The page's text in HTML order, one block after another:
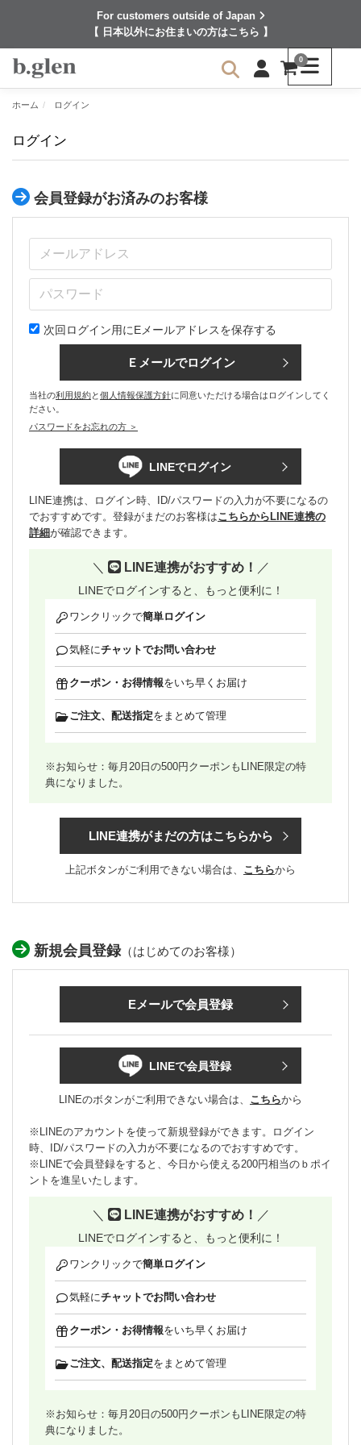
For customers outside of Japan
【 日本以外にお住まいの方はこちら 】
0
ホーム ログイン
ログイン
会員登録がお済みのお客様
次回ログイン用にEメールアドレスを保存する
Ｅメールでログイン
当社の利用規約と個人情報保護方針に同意いただける場合はログインしてく
ださい。
パスワードをお忘れの方 ＞
LINEでログイン
LINE連携は、ログイン時、ID/パスワードの入力が不要になるの
でおすすめです。登録がまだのお客様はこちらからLINE連携の
詳細が確認できます。
＼ LINE連携がおすすめ！ ／
LINEでログインすると、もっと便利に！
ワンクリックで簡単ログイン
気軽にチャットでお問い合わせ
クーポン・お得情報をいち早くお届け
ご注文、配送指定をまとめて管理
※お知らせ：毎月20日の500円クーポンもLINE限定の特
典になりました。
LINE連携がまだの方はこちらから
上記ボタンがご利用できない場合は、 こちらから
新規会員登録（はじめてのお客様）
Eメールで会員登録
LINEで会員登録
LINEのボタンがご利用できない場合は、 こちらから
※LINEのアカウントを使って新規登録ができます。ログイン
時、ID/パスワードの入力が不要になるのでおすすめです。
※LINEで会員登録をすると、今日から使える200円相当のｂポイ
ントを進呈いたします。
＼ LINE連携がおすすめ！ ／
LINEでログインすると、もっと便利に！
ワンクリックで簡単ログイン
気軽にチャットでお問い合わせ
クーポン・お得情報をいち早くお届け
ご注文、配送指定をまとめて管理
※お知らせ：毎月20日の500円クーポンもLINE限定の特
典になりました。